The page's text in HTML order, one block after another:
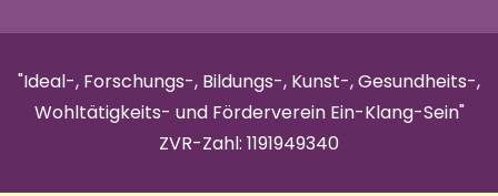
"Ideal-, Forschungs-, Bildungs-, Kunst-, Gesundheits-,
Wohltätigkeits- und Förderverein Ein-Klang-Sein"
ZVR-Zahl: 1191949340